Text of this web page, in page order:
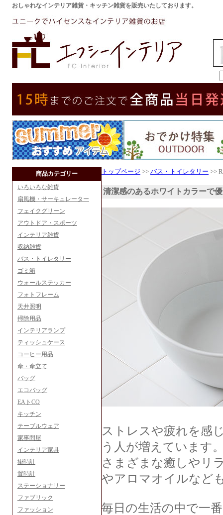
おしゃれなインテリア雑貨・キッチン雑貨を販売いたしております。
商品カテゴリー
いろいろな雑貨
扇風機・サーキュレーター
フェイクグリーン
アウトドア・スポーツ
インテリア雑貨
収納雑貨
バス・トイレタリー
ゴミ箱
ウォールステッカー
フォトフレーム
天井照明
掃除用品
インテリアランプ
ティッシュケース
コーヒー用品
傘・傘立て
バッグ
エコバッグ
EAトCO
キッチン
テーブルウェア
家事問屋
インテリア家具
掛時計
置時計
ステーショナリー
ファブリック
ファッション
トップページ >> バス・トイレタリー >>
清潔感のあるホワイトカラーで
ストレスや疲れを感
う人が増えています
さまざまな癒しやリ
やアロマオイルなど
毎日の生活の中で一